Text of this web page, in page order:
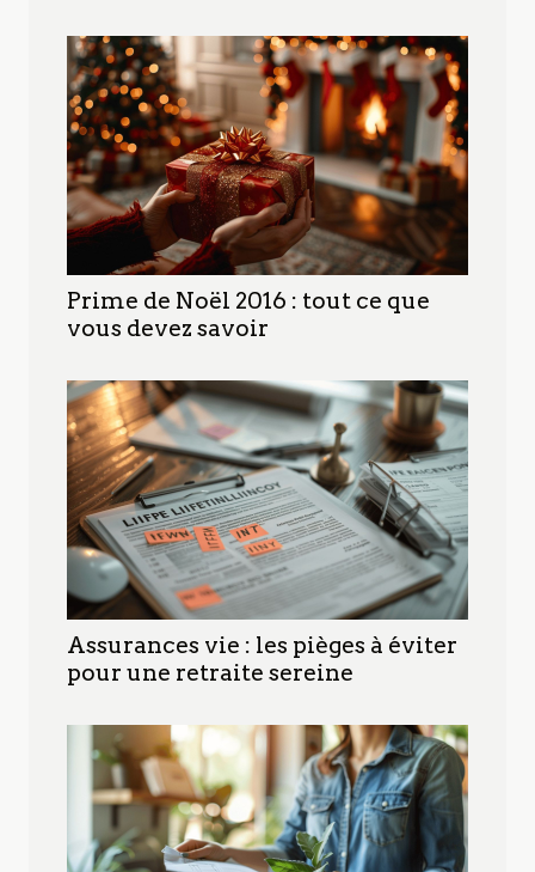
Prime de Noël 2016 : tout ce que
vous devez savoir
Assurances vie : les pièges à éviter
pour une retraite sereine